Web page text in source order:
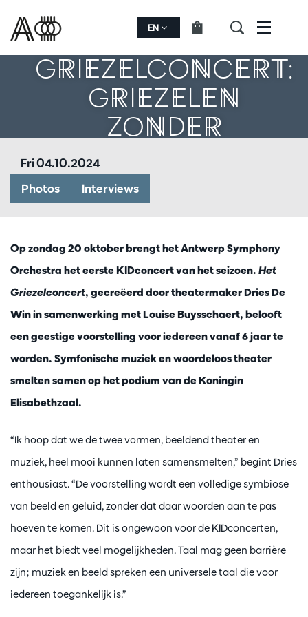
EN Menu
HET
GRIEZELCONCERT:
GRIEZELEN
ZONDER
WOORDEN
Photos Interviews
Fri 04.10.2024
Op zondag 20 oktober brengt het Antwerp Symphony
Orchestra het eerste KIDconcert van het seizoen. Het
Griezelconcert, gecreëerd door theatermaker Dries De
Win in samenwerking met Louise Buysschaert, belooft
een geestige voorstelling voor iedereen vanaf 6 jaar te
worden. Symfonische muziek en woordeloos theater
smelten samen op het podium van de Koningin
Elisabethzaal.
“Ik hoop dat we de twee vormen, beeldend theater en
muziek, heel mooi kunnen laten samensmelten,” begint Dries
enthousiast. “De voorstelling wordt een volledige symbiose
van beeld en geluid, zonder dat daar woorden aan te pas
hoeven te komen. Dit is ongewoon voor de KIDconcerten,
maar het biedt veel mogelijkheden. Taal mag geen barrière
zijn; muziek en beeld spreken een universele taal die voor
iedereen toegankelijk is.”